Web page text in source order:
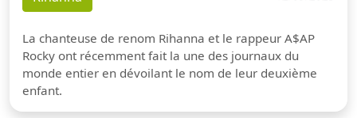
La chanteuse de renom Rihanna et le rappeur A$AP
Rocky ont récemment fait la une des journaux du
monde entier en dévoilant le nom de leur deuxième
enfant.